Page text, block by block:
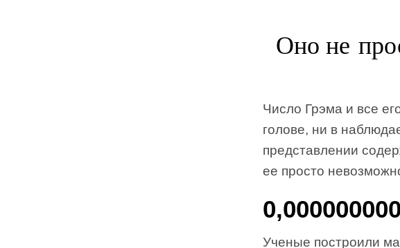
Оно не
Число Грэма и все
голове, ни в
представлении
ее просто
Ученые построили